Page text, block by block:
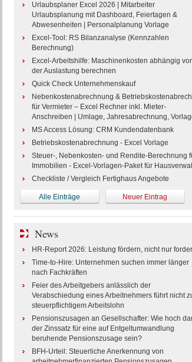
Urlaubsplaner Excel 2026 | Mitarbeiter
Urlaubsplanung mit Dashboard, Feiertagen &
Abwesenheiten | Personalplanung Vorlage
Excel-Tool: RS Bilanzanalyse (Kennzahlen
Berechnung)
Excel-Arbeitshilfe: Maschinenkosten abhängig
der Auslastung berechnen
Quick Check Unternehmenskauf
Nebenkostenabrechnung &
für Vermieter – Excel Rechner inkl. Mieter-
Anschreiben | Umlage, Jahresabrechnung,
MS Access Lösung: CRM Kundendatenbank
Betriebskostenabrechnung - Excel Vorlage
Steuer-, Nebenkosten- und Rendite-Berechnung
Immobilien - Excel-Vorlagen-Paket für
Checkliste / Vergleich Fertighaus Angebote
Alle Einträge Neuer Eintrag
News
HR-Report 2026: Leistung fördern, nicht nur
Time-to-Hire: Unternehmen suchen immer länger
nach Fachkräften
Feier des Arbeitgebers anlässlich der
Verabschiedung eines Arbeitnehmers führt nicht
steuerpflichtigem Arbeitslohn
Pensionszusagen an Gesellschafter: Wie hoch
der Zinssatz für eine auf Entgeltumwandlung
beruhende Pensionszusage sein?
BFH-Urteil: Steuerliche Anerkennung von